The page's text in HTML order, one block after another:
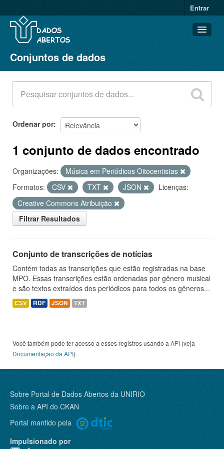
Entrar
Conjuntos de dados
Organizações
Grupos
Sobre
Conjuntos de dados
Ordenar por
1 conjunto de dados encontrado
Organizações:
Música em Periódicos Oitocentistas
Formatos:
CSV TXT JSON
Licenças:
Creative Commons Atribuição
Filtrar Resultados
Conjunto de transcrições de notícias
Contém todas as transcrições que estão registradas na base
MPO. Essas transcrições estão ordenadas por gênero musical
e são textos extraídos dos periódicos para todos os gêneros...
CSV RDF JSON TXT
Você também pode ter acesso a esses registros usando a API (veja
Documentação da API).
Sobre Portal de Dados Abertos da UNIRIO
Sobre a API do CKAN
Portal mantido pela
Impulsionado por